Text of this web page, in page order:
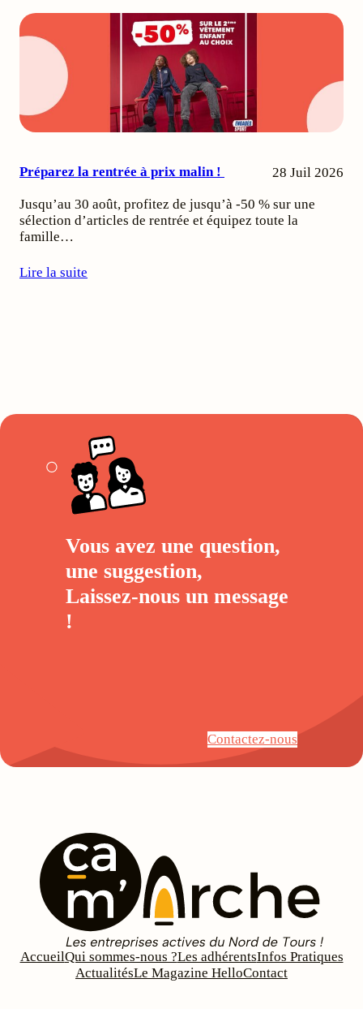
Préparez la rentrée à prix malin ! 28 Juil 2026
Jusqu’au 30 août, profitez de jusqu’à -50 % sur une
sélection d’articles de rentrée et équipez toute la
famille…
Lire la suite
Vous avez une question,
une suggestion,
Laissez-nous un message
!
Contactez-nous
AccueilQui sommes-nous ?Les adhérentsInfos Pratiques
ActualitésLe Magazine HelloContact